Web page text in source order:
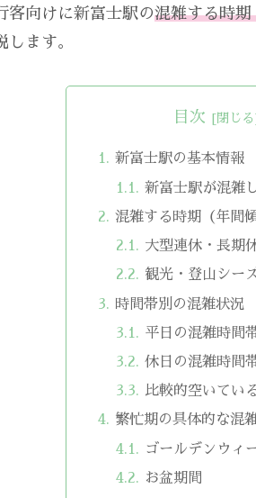
客向けに新富士駅の混雑する時
します。
目次
新富士駅の基本情報
新富士駅が混雑
混雑する時期（年間傾
大型連休・長期
観光・登山シー
時間帯別の混雑状況
平日の混雑時間
休日の混雑時間
比較的空いてい
繁忙期の具体的な混
ゴールデンウィ
お盆期間